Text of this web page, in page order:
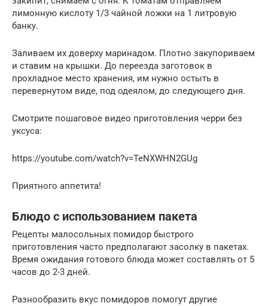
лимонную кислоту 1/3 чайной ложки на 1 литровую
банку.
Заливаем их доверху маринадом. Плотно закупориваем
и ставим на крышки. До переезда заготовок в
прохладное место хранения, им нужно остыть в
перевернутом виде, под одеялом, до следующего дня.
Смотрите пошаговое видео приготовления черри без
уксуса:
https://youtube.com/watch?v=TeNXWHN2GUg
Приятного аппетита!
Блюдо с использованием пакета
Рецепты малосольных помидор быстрого
приготовления часто предполагают засолку в пакетах.
Время ожидания готового блюда может составлять от 5
часов до 2-3 дней.
Разнообразить вкус помидоров помогут другие